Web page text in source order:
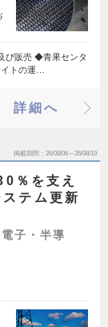
び販売 ◆青果センタ
トの運…
詳細へ
掲載期間 26/08/06～26/08/19
％を支え
テム更新
子・半導